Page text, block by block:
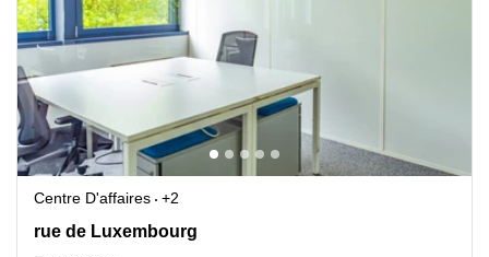
Centre D'affaires
+2
55 rue de Luxembourg, Bertrange
rue de Luxembourg